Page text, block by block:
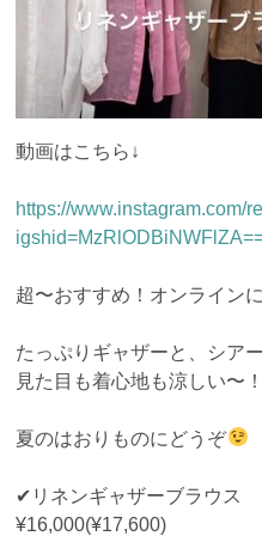
動画はこちら↓
https://www.instagram.com/
超〜おすすめ！オンライン
たっぷりギャザーと、シア
見た目も着心地も涼しい〜！
夏のはおりものにどうぞ
✔︎リネンギャザーブラウス
¥16,000(¥17,600)